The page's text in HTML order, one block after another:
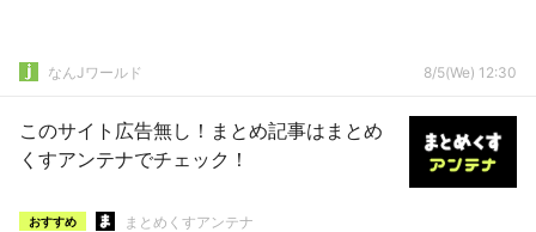
なんJワールド 8/5(We) 12:30
このサイト広告無し！まとめ記事はまとめ
くすアンテナでチェック！
おすすめ まとめくすアンテナ